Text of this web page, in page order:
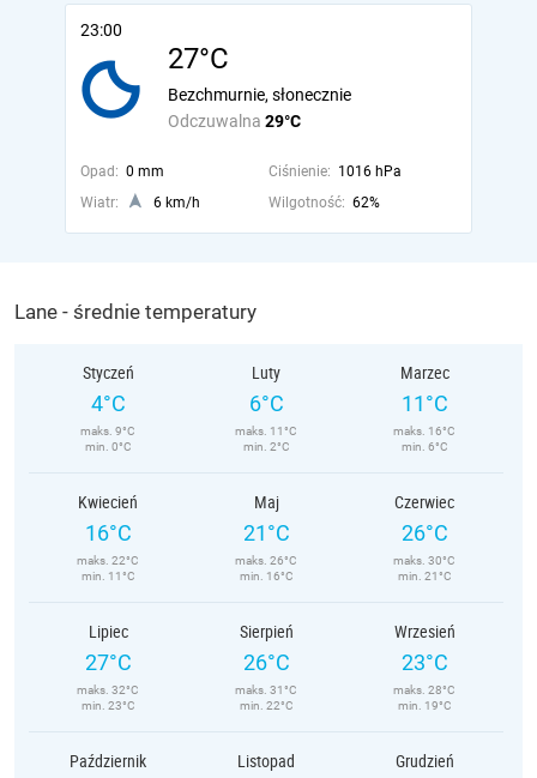
23:00
27°C
Odczuwalna 29°C
Bezchmurnie, słonecznie
Opad: 0 mm Ciśnienie: 1016 hPa
Wiatr:
6 km/h Wilgotność: 62%
Lane - średnie temperatury
Styczeń
4°C
maks. 9°C
min. 0°C
Luty
6°C
maks. 11°C
min. 2°C
Marzec
11°C
maks. 16°C
min. 6°C
Kwiecień
16°C
maks. 22°C
min. 11°C
Maj
21°C
maks. 26°C
min. 16°C
Czerwiec
26°C
maks. 30°C
min. 21°C
Lipiec
27°C
maks. 32°C
min. 23°C
Sierpień
26°C
maks. 31°C
min. 22°C
Wrzesień
23°C
maks. 28°C
min. 19°C
Październik Listopad Grudzień